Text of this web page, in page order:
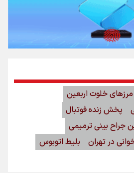
مرزهای خلوت اربعین
پخش زنده فوتبال
جراح بینی ترمیمی
در تهران
بلیط اتوبوس